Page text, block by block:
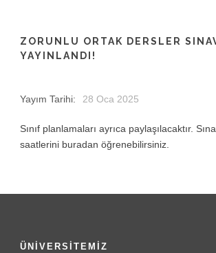
ZORUNLU ORTAK DERSLER
YAYINLANDI!
Yayım Tarihi: 28 Oca 2025
Sınıf planlamaları ayrıca paylaşılacaktır.
saatlerini buradan öğrenebilirsiniz.
ÜNİVERSİTEMİZ